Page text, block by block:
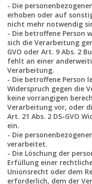
- Die
erhoben oder auf
nicht mehr notwendig
- Die betroffene Person
sich die Verarbeitung
GVO oder Art. 9 Abs. 2
fehlt an einer
Verarbeitung.
- Die betroffene Person
Widerspruch gegen die
keine vorrangigen
Verarbeitung vor, oder
Art. 21 Abs. 2 DS-GVO
ein.
- Die
verarbeitet.
- Die Löschung der
Erfüllung einer
Unionsrecht oder dem
erforderlich, dem der